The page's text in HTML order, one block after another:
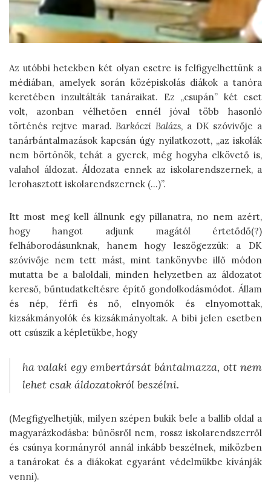
Az utóbbi hetekben két olyan esetre is felfigyelhettünk a
médiában, amelyek során középiskolás diákok a tanóra
keretében inzultálták tanáraikat. Ez „csupán” két eset
volt, azonban vélhetően ennél jóval több hasonló
történés rejtve marad.Barkóczi Balázs, a DK szóvivője a
tanárbántalmazások kapcsán úgy nyilatkozott, „az iskolák
nem börtönök, tehát a gyerek, még hogyha elkövető is,
valahol áldozat. Áldozata ennek az iskolarendszernek, a
lerohasztott iskolarendszernek (…)”.
Itt most meg kell állnunk egy pillanatra, no nem azért,
hogy hangot adjunk magától értetődő(?)
felháborodásunknak, hanem hogy leszögezzük: a DK
szóvivője nem tett mást, mint tankönyvbe illő módon
mutatta be a baloldali, minden helyzetben az áldozatot
kereső, bűntudatkeltésre építő gondolkodásmódot. Állam
és nép, férfi és nő, elnyomók és elnyomottak,
kizsákmányolók és kizsákmányoltak. A bibi jelen esetben
ott csúszik a képletükbe, hogy
ha valaki egy embertársát bántalmazza, ott nem
lehet csak áldozatokról beszélni.
(Megfigyelhetjük, milyen szépen bukik bele a ballib oldal a
magyarázkodásba: bűnösről nem, rossz iskolarendszerről
és csúnya kormányról annál inkább beszélnek, miközben
a tanárokat és a diákokat egyaránt védelmükbe kívánják
venni).